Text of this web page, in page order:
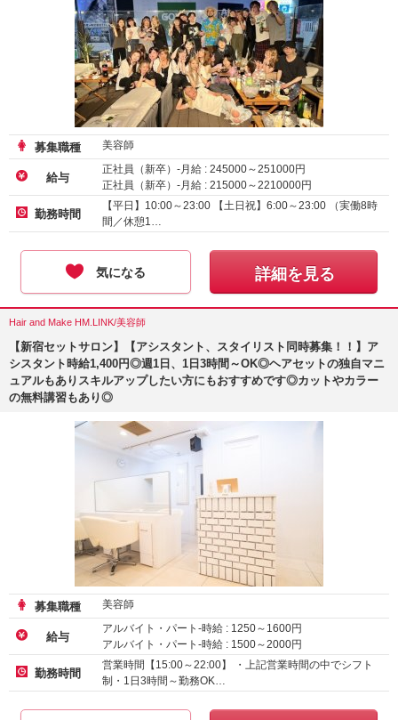
募集職種 美容師
給与
正社員（新卒）-月給 : 245000～251000円
正社員（新卒）-月給 : 215000～2210000円
勤務時間
【平日】10:00～23:00 【土日祝】6:00～23:00 （実働8時
間／休憩1…
気になる 詳細を見る
Hair and Make HM.LINK/美容師
【新宿セットサロン】【アシスタント、スタイリスト同時募集！！】ア
シスタント時給1,400円◎週1日、1日3時間～OK◎ヘアセットの独自マニ
ュアルもありスキルアップしたい方にもおすすめです◎カットやカラー
の無料講習もあり◎
募集職種 美容師
給与
アルバイト・パート-時給 : 1250～ 1600円
アルバイト・パート-時給 : 1500～2000円
勤務時間
営業時間【15:00～22:00】 ・上記営業時間の中でシフト
制・1日3時間～勤務OK…